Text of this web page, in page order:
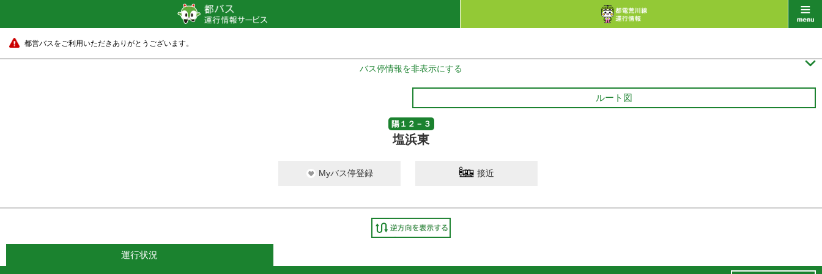
都営バスをご利用いただきありがとうございます。
バス停情報を非表示にする 
ルート図
陽１２－３
塩浜東
Myバス停登録 接近
運行状況